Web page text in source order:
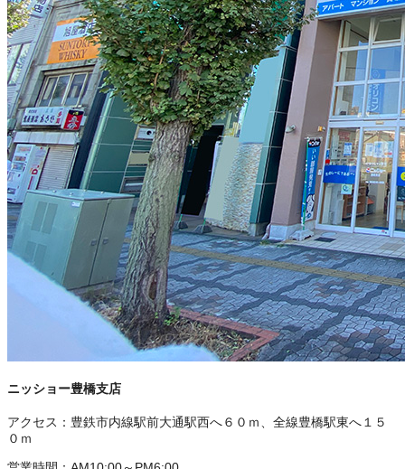
ニッショー豊橋支店
アクセス： 豊鉄市内線駅前大通駅西へ６０ｍ、全線豊橋駅東へ１５
０ｍ